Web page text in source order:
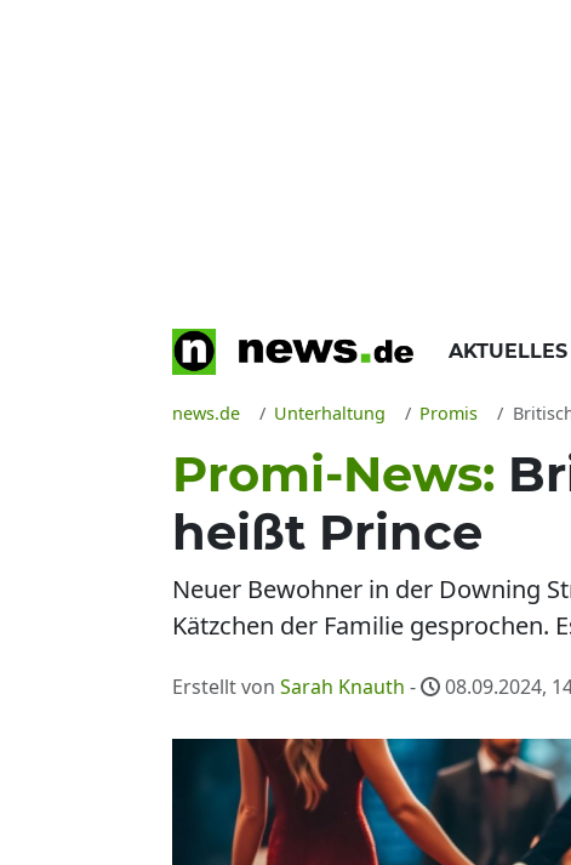
AKTUELLES
news.de Unterhaltung Promis
Promi-News:
heißt Prince
Neuer Bewohner in der Downing
Kätzchen der Familie gesprochen.
Erstellt von Sarah Knauth - 08.09.2024,